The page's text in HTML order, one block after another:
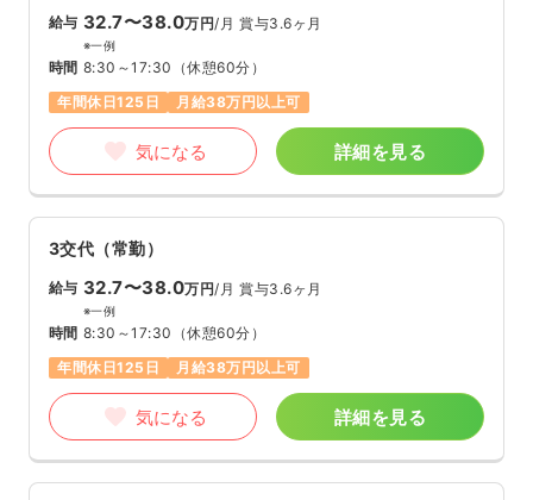
給与 32.7〜38.0万円/月 賞与3.6ヶ月
※一例
時間 8:30～17:30 （休憩60分）
年間休日125日
月給38万円以上可
気になる 詳細を見る
3交代（常勤）
給与 32.7〜38.0万円/月 賞与3.6ヶ月
※一例
時間 8:30～17:30 （休憩60分）
年間休日125日
月給38万円以上可
気になる 詳細を見る